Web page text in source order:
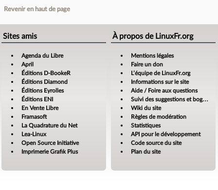
Revenir en haut de page
Sites amis
Agenda du Libre
April
Éditions D-BookeR
Éditions Diamond
Éditions Eyrolles
Éditions ENI
En Vente Libre
Framasoft
La Quadrature du Net
Lea-Linux
Open Source Initiative
Imprimerie Grafik Plus
À propos de LinuxFr.org
Mentions légales
Faire un don
L’équipe de LinuxFr.org
Informations sur le site
Aide / Foire aux questions
Suivi des suggestions et bogues
Wiki du site
Règles de modération
Statistiques
API pour le développement
Code source du site
Plan du site